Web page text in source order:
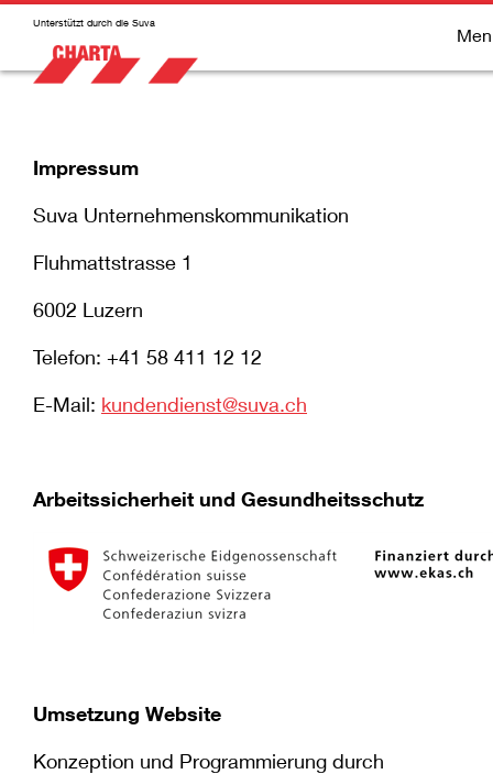
Unterstützt durch die Suva
Impressum
Suva Unternehmenskommunikation
Fluhmattstrasse 1
6002 Luzern
Telefon: +41 58 411 12 12
E-Mail: kundendienst@suva.ch
Arbeitssicherheit und Gesundheitsschutz
Umsetzung Website
Konzeption und Programmierung durch